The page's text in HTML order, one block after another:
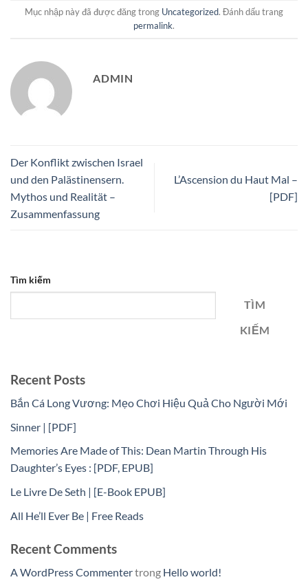
Mục nhập này đã được đăng trong Uncategorized. Đánh dấu trang
permalink.
ADMIN
Der Konflikt zwischen Israel
und den Palästinensern.
Mythos und Realität –
Zusammenfassung
L’Ascension du Haut Mal –
[PDF]
Tìm kiếm
TÌM
KIẾM
Recent Posts
Bắn Cá Long Vương: Mẹo Chơi Hiệu Quả Cho Người Mới
Sinner | [PDF]
Memories Are Made of This: Dean Martin Through His
Daughter’s Eyes : [PDF, EPUB]
Le Livre De Seth | [E-Book EPUB]
All He’ll Ever Be | Free Reads
Recent Comments
A WordPress Commentertrong Hello world!